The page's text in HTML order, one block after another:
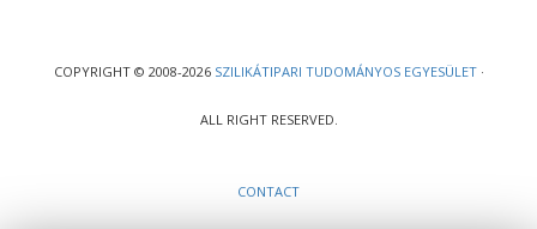
COPYRIGHT © 2008-2026 SZILIKÁTIPARI TUDOMÁNYOS EGYESÜLET·
ALL RIGHT RESERVED.
CONTACT